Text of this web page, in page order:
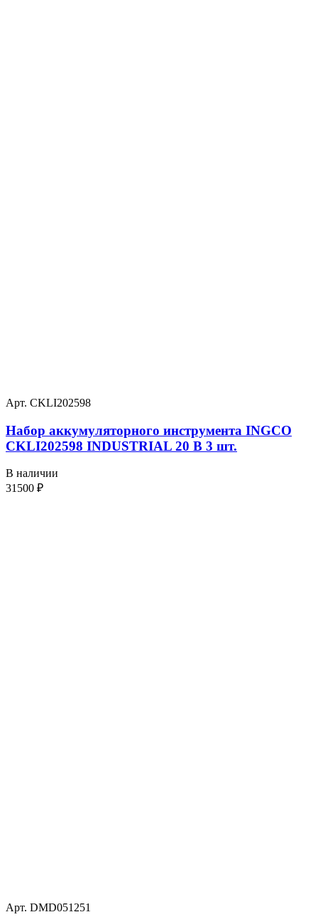
Арт. CKLI202598
Набор аккумуляторного инструмента INGCO
CKLI202598 INDUSTRIAL 20 В 3 шт.
В наличии
31500 ₽
Арт. DMD051251